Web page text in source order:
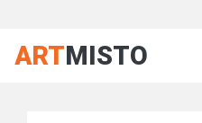
ARTMISTO